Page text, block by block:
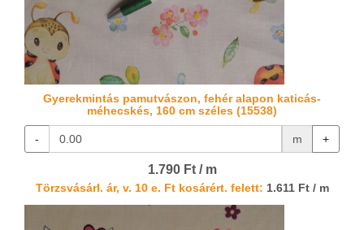
Gyerekmintás pamutvászon, fehér alapon katicás-
méhecskés, 160 cm széles (15538)
- m +
1.790 Ft / m
Törzsvásárl. ár, v. 10 e. Ft kosárért. felett: 1.611 Ft / m